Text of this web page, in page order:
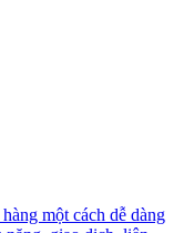
một cách dễ dàng